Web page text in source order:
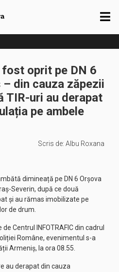
oprit pe DN 6
din cauza zăpezii
TIR-uri au derapat
pe ambele
Scris de: Albu Roxana
dimineață pe DN 6 Orșova
Severin, după ce două
și au rămas imobilizate pe
de drum.
Centrul INFOTRAFIC din cadrul
Române, evenimentul s-a
Armeniș, la ora 08.55.
au derapat din cauza